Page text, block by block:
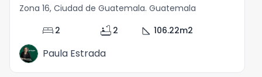
Zona 16, Ciudad de Guatemala. Guatemala
bed 2 bathtub 2 square_foot 106.22m2
Paula Estrada